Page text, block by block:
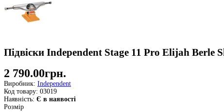
Підвіски Independent Stage 11 Pro Elijah Berle
2 790.00грн.
Виробник: Independent
Код товару: 03019
Наявність: Є в наявості
Розмір